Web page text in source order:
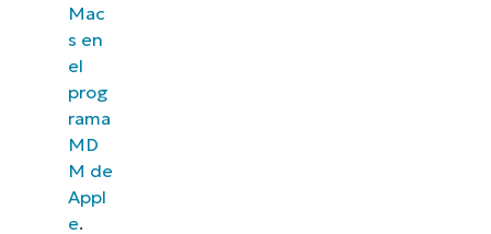
Mac
s en
el
prog
rama
MD
M de
Appl
e.